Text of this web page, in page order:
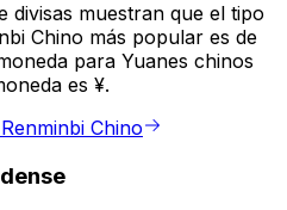
divisas muestran que el tipo
Chino más popular es de
para Yuanes chinos
es ¥.
Chino